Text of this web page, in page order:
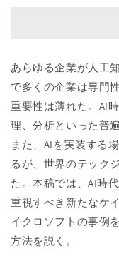
ブ
ン
に
変
え
る
方
法
の
数
量
ブ
ン
に
変
え
る
方
法
の
数
あらゆる企業が人工
で多くの企業は専門
重要性は薄れた。AI
理、分析といった普
また、AIを実装する
るが、世界のテック
た。本稿では、AI時
重視すべき新たなケ
イクロソフトの事例
方法を説く。